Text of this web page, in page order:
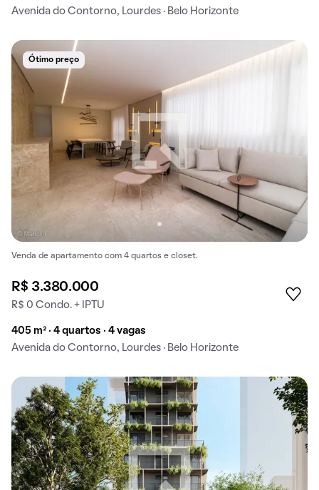
Avenida do Contorno, Lourdes · Belo Horizonte
Ótimo preço
Venda de apartamento com 4 quartos e closet.
R$ 3.380.000
R$ 0 Condo. + IPTU
405 m² · 4 quartos · 4 vagas
Avenida do Contorno, Lourdes · Belo Horizonte